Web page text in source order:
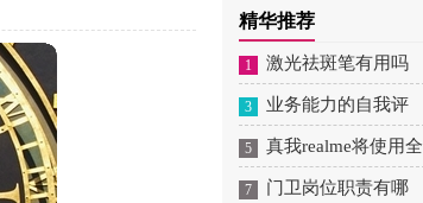
精华推荐
1 激光祛斑笔有用吗
3 业务能力的自我评
价
5 真我realme将使用全
新Logo
7 门卫岗位职责有哪